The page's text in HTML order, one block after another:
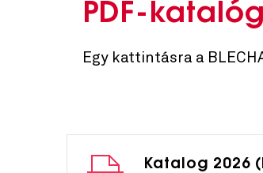
PDF-
Egy kattintásra a
Katalog 2026